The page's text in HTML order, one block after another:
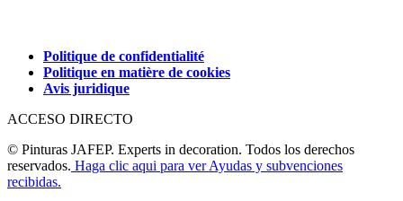
Politique de confidentialité
Politique en matière de cookies
Avis juridique
ACCESO DIRECTO
© Pinturas JAFEP. Experts in decoration. Todos los derechos
reservados. Haga clic aqui para ver Ayudas y subvenciones
recibidas.